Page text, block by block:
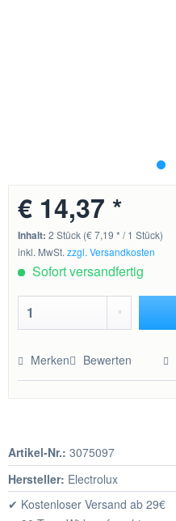
€ 14,37 *
Inhalt:2 Stück (€ 7,19 * / 1 Stück)
inkl. MwSt.zzgl. Versandkosten
Sofort versandfertig
Merken Bewerten
Artikel-Nr.: 3075097
Hersteller: Electrolux
✔ Kostenloser Versand ab 29€